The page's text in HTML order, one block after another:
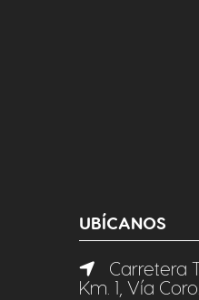
UBÍCANOS
Carretera
Km. 1, Vía